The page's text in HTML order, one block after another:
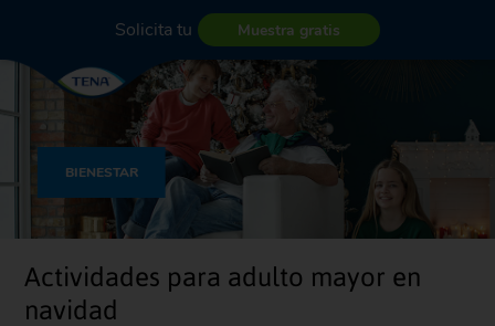
Solicita tu Muestra gratis
BIENESTAR
Actividades para adulto mayor en
navidad